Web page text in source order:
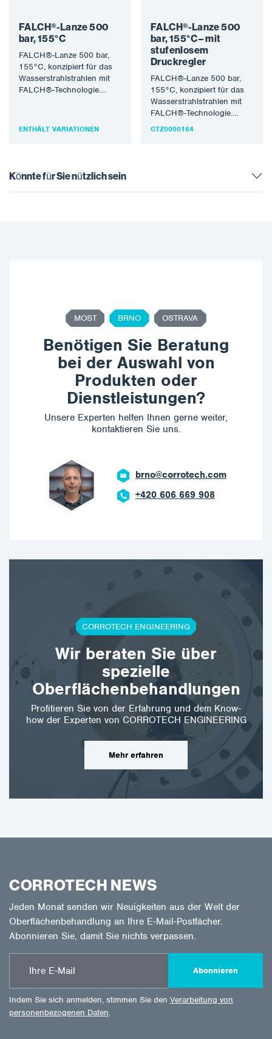
FALCH®-Lanze 500
bar, 155°C
FALCH®-Lanze 500 bar,
155°C, konzipiert für das
Wasserstrahlstrahlen mit
FALCH®-Technologie.
Außengewinde M22 x
ENTHÄLT VARIATIONEN
FALCH®-Lanze 500
bar, 155°C – mit
stufenlosem
Druckregler
FALCH®-Lanze 500 bar,
155°C, konzipiert für das
Wasserstrahlstrahlen mit
FALCH®-Technologie.
Druck 500 bar,
CTZ0000164
Könnte für Sie nützlich sein
MOST BRNO OSTRAVA
Benötigen Sie Beratung
bei der Auswahl von
Produkten oder
Dienstleistungen?
Unsere Experten helfen Ihnen gerne weiter,
kontaktieren Sie uns.
brno@corrotech.com
+420 606 669 908
CORROTECH ENGINEERING
Wir beraten Sie über
spezielle
Oberflächenbehandlungen
Profitieren Sie von der Erfahrung und dem Know-
how der Experten von CORROTECH ENGINEERING
Mehr erfahren
CORROTECH NEWS
Jeden Monat senden wir Neuigkeiten aus der Welt der
Oberflächenbehandlung an Ihre E-Mail-Postfächer.
Abonnieren Sie, damit Sie nichts verpassen.
Abonnieren
Indem Sie sich anmelden, stimmen Sie den Verarbeitung von
personenbezogenen Daten.